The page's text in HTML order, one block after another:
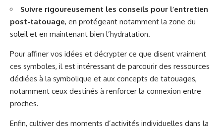
Suivre rigoureusement les conseils pour l’entretien
post-tatouage, en protégeant notamment la zone du
soleil et en maintenant bien l’hydratation.
Pour affiner vos idées et décrypter ce que disent vraiment
ces symboles, il est intéressant de parcourir des ressources
dédiées à la symbolique et aux concepts de tatouages,
notamment ceux destinés à renforcer la connexion entre
proches.
Enfin, cultiver des moments d’activités individuelles dans la